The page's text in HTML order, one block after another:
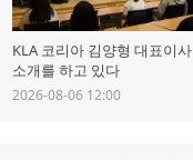
KLA 코리아 김양형 대표이
소개를 하고 있다
2026-08-06 12:00